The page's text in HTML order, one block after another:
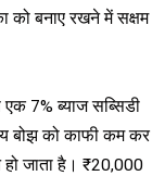
को बनाए रखने में सक्षम
7% ब्याज सब्सिडी
बोझ को काफी कम कर
जाता है। ₹20,000